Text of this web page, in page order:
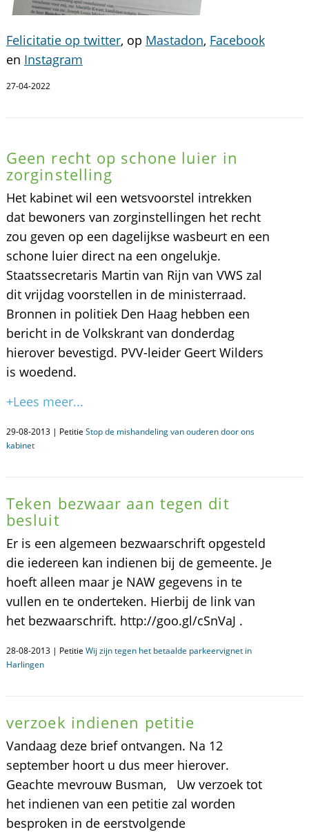
Felicitatie op twitter, op Mastadon, Facebook
en Instagram
27-04-2022
Geen recht op schone luier in
zorginstelling
Het kabinet wil een wetsvoorstel intrekken
dat bewoners van zorginstellingen het recht
zou geven op een dagelijkse wasbeurt en een
schone luier direct na een ongelukje.
Staatssecretaris Martin van Rijn van VWS zal
dit vrijdag voorstellen in de ministerraad.
Bronnen in politiek Den Haag hebben een
bericht in de Volkskrant van donderdag
hierover bevestigd. PVV-leider Geert Wilders
is woedend.
+Lees meer...
29-08-2013 | Petitie Stop de mishandeling van ouderen door ons
kabinet
Teken bezwaar aan tegen dit
besluit
Er is een algemeen bezwaarschrift opgesteld
die iedereen kan indienen bij de gemeente. Je
hoeft alleen maar je NAW gegevens in te
vullen en te onderteken. Hierbij de link van
het bezwaarschrift. http://goo.gl/cSnVaJ .
28-08-2013 | Petitie Wij zijn tegen het betaalde parkeervignet in
Harlingen
verzoek indienen petitie
Vandaag deze brief ontvangen. Na 12
september hoort u dus meer hierover.
Geachte mevrouw Busman, Uw verzoek tot
het indienen van een petitie zal worden
besproken in de eerstvolgende